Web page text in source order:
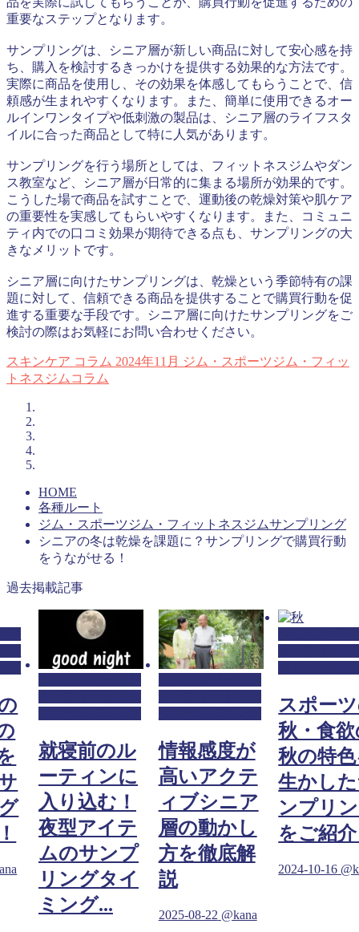
重要なステップとなります。
サンプリングは、シニア層が新しい商品に対して安心感を持
ち、購入を検討するきっかけを提供する効果的な方法です。
実際に商品を使用し、その効果を体感してもらうことで、信
頼感が生まれやすくなります。また、簡単に使用できるオー
ルインワンタイプや低刺激の製品は、シニア層のライフスタ
イルに合った商品として特に人気があります。
サンプリングを行う場所としては、フィットネスジムやダン
ス教室など、シニア層が日常的に集まる場所が効果的です。
こうした場で商品を試すことで、運動後の乾燥対策や肌ケア
の重要性を実感してもらいやすくなります。また、コミュニ
ティ内での口コミ効果が期待できる点も、サンプリングの大
きなメリットです。
シニア層に向けたサンプリングは、乾燥という季節特有の課
題に対して、信頼できる商品を提供することで購買行動を促
進する重要な手段です。シニア層に向けたサンプリングをご
検討の際はお気軽にお問い合わせください。
スキンケア コラム 2024年11月 ジム・スポーツジム・フィッ
トネスジムコラム
HOME
各種ルート
ジム・スポーツジム・フィットネスジムサンプリング
シニアの冬は乾燥を課題に？サンプリングで購買行動
をうながせる！
過去掲載記事
就寝前のル
ーティンに
入り込む！
夜型アイテ
ムのサンプ
リングタイ
ミング...
情報感度が
高いアクテ
ィブシニア
層の動かし
方を徹底解
説
2025-08-22 @kana
スポー
秋・食
秋の特
生かし
ンプリ
をご紹
2024-10-16